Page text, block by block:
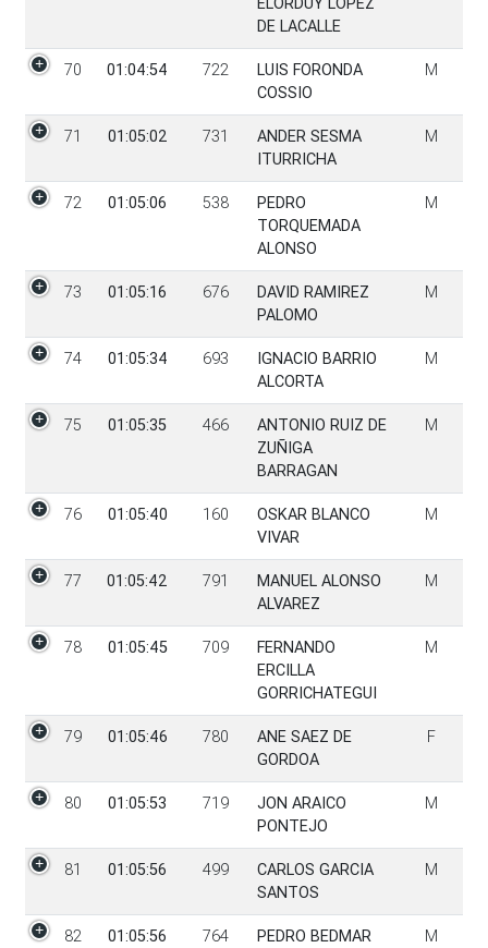
DE LACALLE
70 01:04:54 722
LUIS FORONDA
COSSIO
M
71 01:05:02 731
ANDER SESMA
ITURRICHA
M
72 01:05:06 538
PEDRO
TORQUEMADA
ALONSO
M
73 01:05:16 676
DAVID RAMIREZ
PALOMO
M
74 01:05:34 693
IGNACIO BARRIO
ALCORTA
M
75 01:05:35 466
ANTONIO RUIZ DE
ZUÑIGA
BARRAGAN
M
76 01:05:40 160
OSKAR BLANCO
VIVAR
M
77 01:05:42 791
MANUEL ALONSO
ALVAREZ
M
78 01:05:45 709
FERNANDO
ERCILLA
GORRICHATEGUI
M
79 01:05:46 780
ANE SAEZ DE
GORDOA
F
80 01:05:53 719
JON ARAICO
PONTEJO
M
81 01:05:56 499
CARLOS GARCIA
SANTOS
M
82 01:05:56 764
PEDRO BEDMAR
M